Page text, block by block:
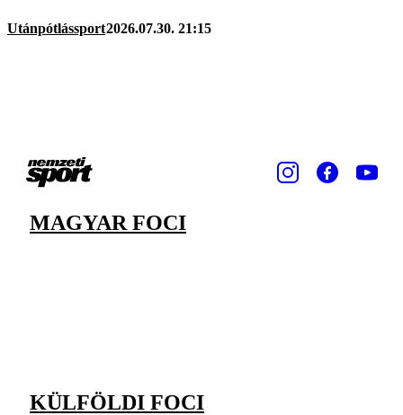
Utánpótlássport2026.07.30. 21:15
MAGYAR FOCI
KÜLFÖLDI FOCI